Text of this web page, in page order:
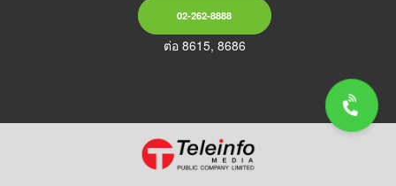
02-262-8888
ต่อ 8615, 8686